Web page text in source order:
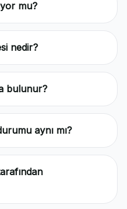
mu?
nedir?
bulunur?
aynı mı?